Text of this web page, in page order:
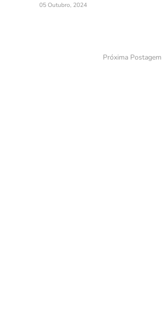
05 Outubro, 2024
Próxima Postagem